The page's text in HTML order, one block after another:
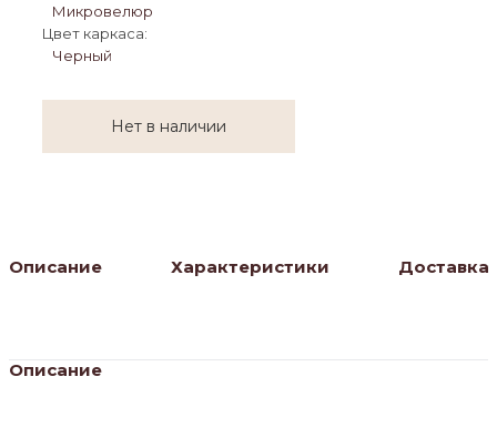
Микровелюр
Цвет каркаса:
Черный
Нет в наличии
Описание Характеристики Доставка
Описание